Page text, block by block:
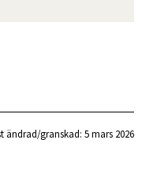
ändrad/granskad: 5 mars 2026